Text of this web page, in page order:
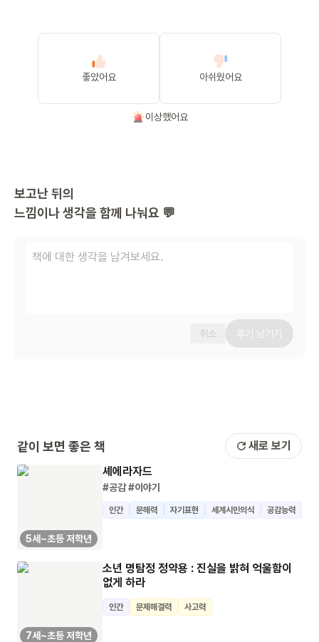
좋았어요 아쉬웠어요
이상했어요
보고난 뒤의
느낌이나 생각을 함께 나눠요 💬
취소 후기 남기기
같이 보면 좋은 책 새로 보기
5세~초등 저학년
셰에라자드
#공감#이야기
인간 문해력 자기표현 세계시민의식 공감능력
7세~초등 저학년
소년 명탐정 정약용 : 진실을 밝혀 억울함이
없게 하라
인간 문제해결력 사고력